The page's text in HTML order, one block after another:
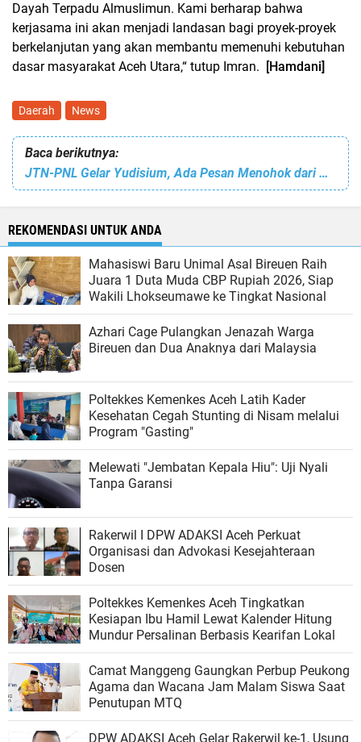
Dayah Terpadu Almuslimun. Kami berharap bahwa
kerjasama ini akan menjadi landasan bagi proyek-proyek
berkelanjutan yang akan membantu memenuhi kebutuhan
dasar masyarakat Aceh Utara,“ tutup Imran.
[Hamdani]
Daerah News
Baca berikutnya:
JTN-PNL Gelar Yudisium, Ada Pesan Menohok dari Kajur TN: yang IPK Tinggi Jangan Jumawa!
REKOMENDASI UNTUK ANDA
Mahasiswi Baru Unimal Asal Bireuen Raih
Juara 1 Duta Muda CBP Rupiah 2026, Siap
Wakili Lhokseumawe ke Tingkat Nasional
Azhari Cage Pulangkan Jenazah Warga
Bireuen dan Dua Anaknya dari Malaysia
Poltekkes Kemenkes Aceh Latih Kader
Kesehatan Cegah Stunting di Nisam melalui
Program "Gasting"
Melewati "Jembatan Kepala Hiu": Uji Nyali
Tanpa Garansi
Rakerwil I DPW ADAKSI Aceh Perkuat
Organisasi dan Advokasi Kesejahteraan
Dosen
Poltekkes Kemenkes Aceh Tingkatkan
Kesiapan Ibu Hamil Lewat Kalender Hitung
Mundur Persalinan Berbasis Kearifan Lokal
Camat Manggeng Gaungkan Perbup Peukong
Agama dan Wacana Jam Malam Siswa Saat
Penutupan MTQ
DPW ADAKSI Aceh Gelar Rakerwil ke-1, Usung